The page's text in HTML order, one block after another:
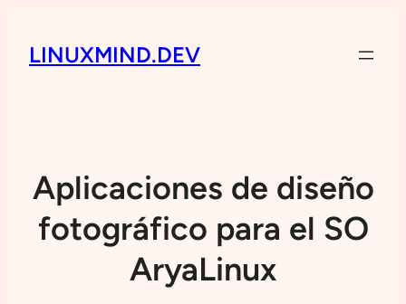
LINUXMIND.DEV
Aplicaciones de diseño
fotográfico para el SO
AryaLinux